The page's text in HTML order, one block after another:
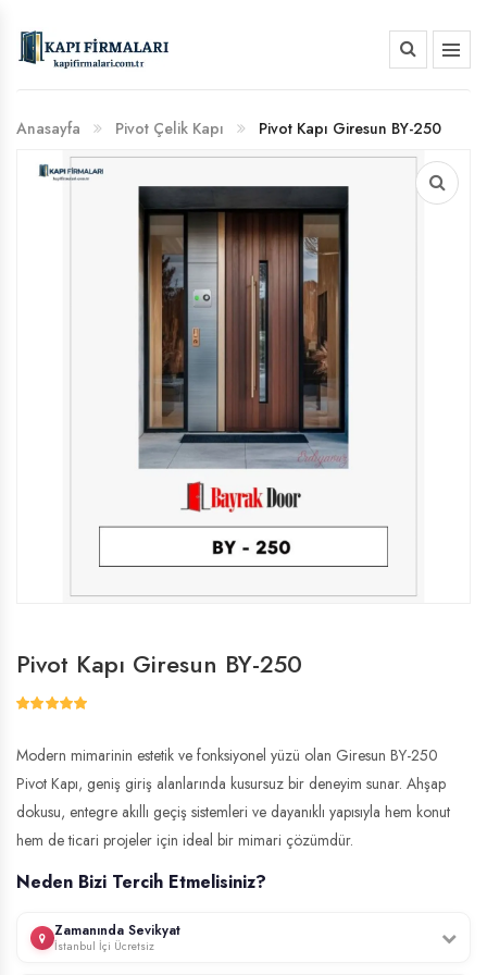
BANKA HESAP NUMARALARIMIZ
Anasayfa Pivot Çelik Kapı Pivot Kapı Giresun BY-250
Pivot Kapı Giresun BY-250
Modern mimarinin estetik ve fonksiyonel yüzü olan Giresun BY-250
Pivot Kapı, geniş giriş alanlarında kusursuz bir deneyim sunar. Ahşap
dokusu, entegre akıllı geçiş sistemleri ve dayanıklı yapısıyla hem konut
hem de ticari projeler için ideal bir mimari çözümdür.
Neden Bizi Tercih Etmelisiniz?
Zamanında Sevikyat
İstanbul İçi Ücretsiz